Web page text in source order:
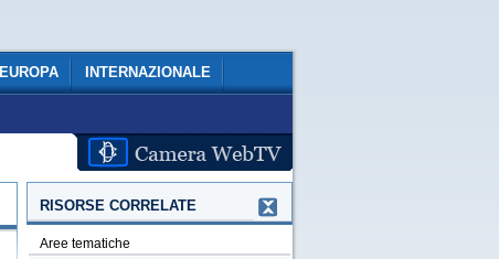
EUROPA INTERNAZIONALE
RISORSE CORRELATE
Aree tematiche